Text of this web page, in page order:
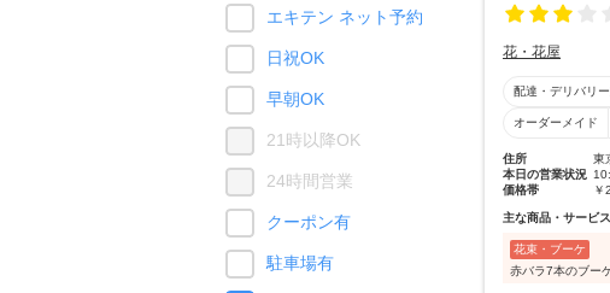
花・花屋
配達・デリバリ
オーダーメイド
住所
東
本日の営業状況
価格帯
￥
主な商品・サービス
花束・ブーケ
赤バラ7本のブー
エキテン ネット予約
日祝OK
早朝OK
21時以降OK
24時間営業
クーポン有
駐車場有